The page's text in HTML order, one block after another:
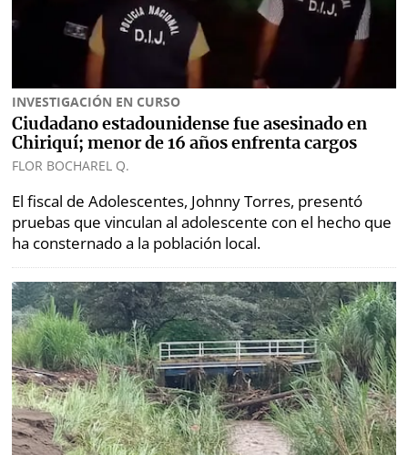
Tiquetes
Cero
KM
Corprensa
Prensa
Busca
Fácil
⌾
Hoy
por
⌾
Sábado
Picante
⌾
La
Repregunta
⌾
Tal
Cual
⌾
Sabrina
Sin
Censura
INVESTIGACIÓN EN CURSO
Ciudadano estadounidense fue asesinado en
Chiriquí; menor de 16 años enfrenta cargos
FLOR BOCHAREL Q.
El fiscal de Adolescentes, Johnny Torres, presentó
pruebas que vinculan al adolescente con el hecho que
ha consternado a la población local.